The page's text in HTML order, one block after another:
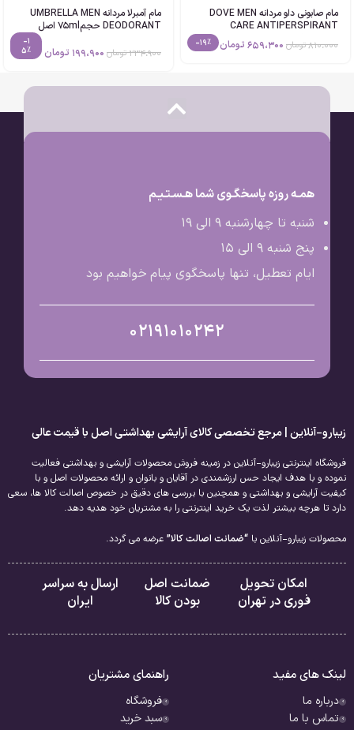
مام صابونی داو مردانه DOVE MEN
CARE ANTIPERSPIRANT
810،000تومان 659،300 تومان -19%
مام آمبرلا مردانه UMBRELLA MEN
DEODORANT حجم75ml اصل
234،900تومان 199،900 تومان
-1
5%
همـه روزه پاسخگـوی شما هـسـتـیـم
شنبه تا چهارشنبه 9 الی ۱۹
پنج شنبه 9 الی ۱۵
ایام تعطیل، تنها پاسخگوی پیام خواهیم بود
02191010242
زیبارو-آنلاین | مرجع تخصصی کالای آرایشی بهداشتی اصل با قیمت عالی
فروشگاه اینترنتی زیبارو-آنلاین در زمینه فروش محصولات آرایشی و بهداشتی فعالیت
نموده و با هدف ایجاد حس ارزشمندی در آقایان و بانوان و ارائه محصولات اصل و با
کیفیت آرایشی و بهداشتی و همچنین با بررسی های دقیق در خصوص اصالت کالا ها، سعی
دارد تا هرچه بیشتر لذت یک خرید اینترنتی را به مشتریان خود هدیه دهد.
محصولات زیبارو-آنلاین با “ضمانت اصالت کالا” عرضه می گردد.
امکان تحویل
فوری در تهران
ضمانت اصل
بودن کالا
ارسال به سراسر
ایران
لینک های مفید
درباره ما
تماس با ما
راهنمای مشتریان
فروشگاه
سبد خرید